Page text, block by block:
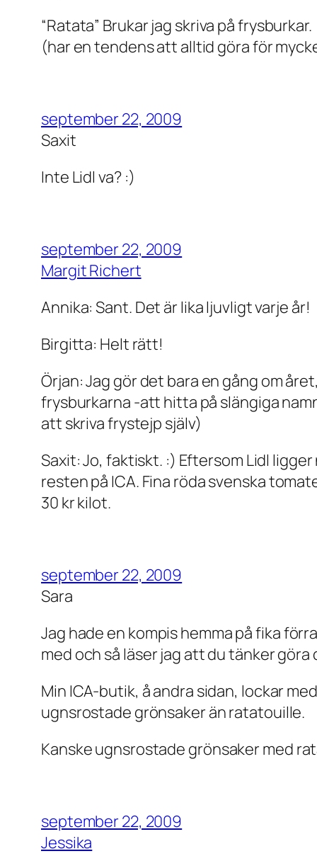
“Ratata” Brukar jag skriva på frysburkar.
(har en tendens att alltid göra för
september 22, 2009
Saxit
Inte Lidl va? :)
september 22, 2009
Margit Richert
Annika: Sant. Det är lika ljuvligt varje år!
Birgitta: Helt rätt!
Örjan: Jag gör det bara en gång om
frysburkarna -att hitta på slängiga
att skriva frystejp själv)
Saxit: Jo, faktiskt. :) Eftersom Lidl
resten på ICA. Fina röda svenska
30 kr kilot.
september 22, 2009
Sara
Jag hade en kompis hemma på fika
med och så läser jag att du tänker
Min ICA-butik, å andra sidan, lockar
ugnsrostade grönsaker än ratatouille.
Kanske ugnsrostade grönsaker med
september 22, 2009
Jessika